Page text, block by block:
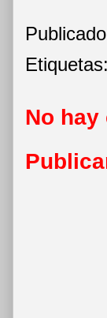
Etiquetas:
No hay